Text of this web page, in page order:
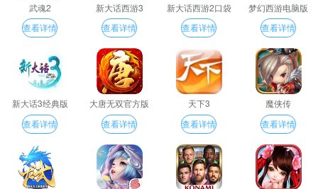
武魂2
查看详情
新大话西游3
查看详情
新大话西游2口袋
版
查看详情
梦幻西游电脑版
查看详情
新大话3经典版
查看详情
大唐无双官方版
查看详情
天下3
查看详情
魔侠传
查看详情